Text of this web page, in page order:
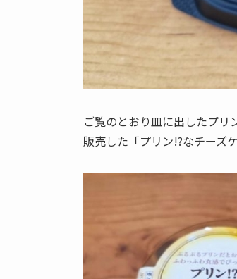
ご覧のとおり皿に出したプ
販売した「プリン!?なチーズ